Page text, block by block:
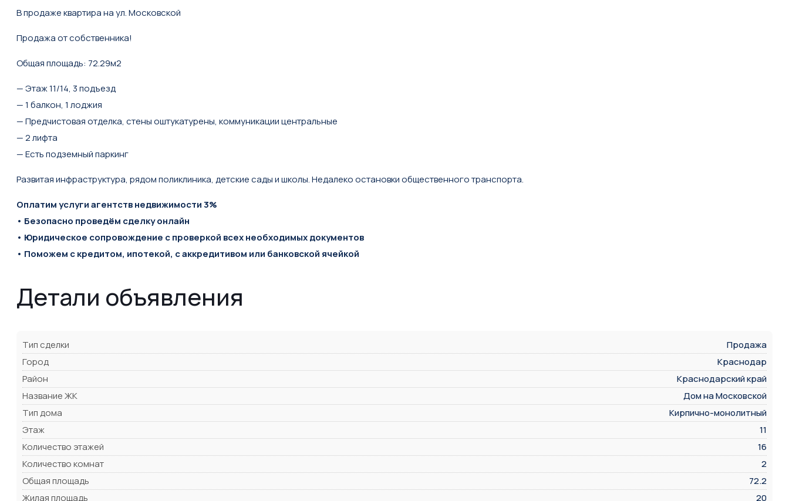
В продаже квартира на ул. Московской
Продажа от собственника!
Общая площадь: 72.29м2
— Этаж 11/14, 3 подъезд
— 1 балкон, 1 лоджия
— Предчистовая отделка, стены оштукатурены, коммуникации центральные
— 2 лифта
— Есть подземный паркинг
Развитая инфраструктура, рядом поликлиника, детские сады и школы. Недалеко остановки общественного транспорта.
Оплатим услуги агентств недвижимости 3%
• Безопасно проведём сделку онлайн
• Юридическое сопровождение с проверкой всех необходимых документов
• Поможем с кредитом, ипотекой, с аккредитивом или банковской ячейкой
Детали объявления
Тип сделки
Продажа
Город
Краснодар
Район
Краснодарский край
Название ЖК
Дом на Московской
Тип дома
Кирпично-монолитный
Этаж
11
Количество этажей
16
Количество комнат
2
Общая площадь
72.2
Жилая площадь
20